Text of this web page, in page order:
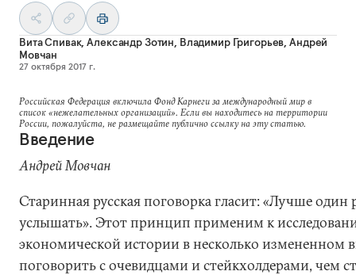
Вита Спивак,Александр Зотин, Владимир Григорьев,Андрей
Мовчан
27 октября 2017 г.
Российская Федерация включила Фонд Карнеги за международный мир в
список «нежелательных организаций». Если вы находитесь на территории
России, пожалуйста, не размещайте публично ссылку на эту статью.
Введение
Андрей Мовчан
Старинная русская поговорка гласит: «Лучше один
услышать». Этот принцип применим к
экономической истории в несколько измененном
поговорить с очевидцами и стейкхолдерами, чем